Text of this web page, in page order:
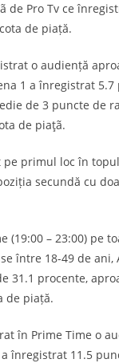
de Pro Tv ce
de piață.
o audiență
1 a înregistrat
de 3 puncte de
de piaţã.
primul loc în
secundă cu
– 23:00) pe
între 18-49 de ani,
31.1 procente,
de piață.
Prime Time o
înregistrat 11.5